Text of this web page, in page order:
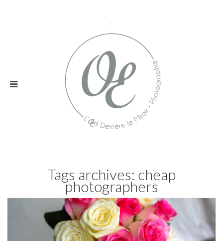
Tags archives: cheap
photographers